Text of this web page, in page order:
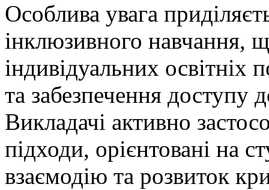
Особлива увага
інклюзивного навчання,
індивідуальних освітніх
та забезпечення доступу
Викладачі активно
підходи, орієнтовані на
взаємодію та розвиток